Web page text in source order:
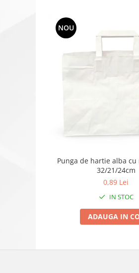
NOU
Punga de hartie alba
32/21/24cm
0,89 Lei
IN STOC
ADAUGA IN